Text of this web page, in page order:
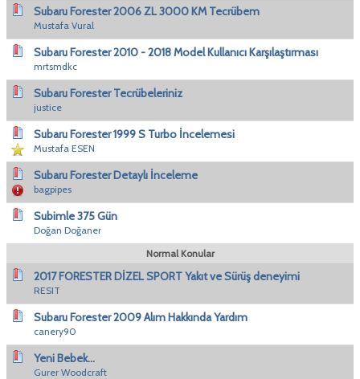
Subaru Forester 2006 ZL 3000 KM Tecrübem
Mustafa Vural
Subaru Forester 2010 - 2018 Model Kullanıcı Karşılaştırması
mrtsmdkc
Subaru Forester Tecrübeleriniz
justice
Subaru Forester 1999 S Turbo İncelemesi
Mustafa ESEN
Subaru Forester Detaylı İnceleme
bagpipes
Subimle 375 Gün
Doğan Doğaner
Normal Konular
2017 FORESTER DİZEL SPORT Yakıt ve Sürüş deneyimi
RESIT
Subaru Forester 2009 Alım Hakkında Yardım
canery90
Yeni Bebek...
Gurer Woodcraft